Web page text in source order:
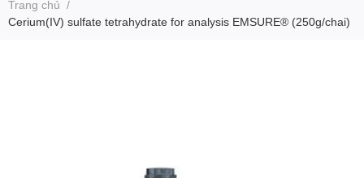
Trang chủ /
Cerium(IV) sulfate tetrahydrate for analysis EMSURE® (250g/chai)